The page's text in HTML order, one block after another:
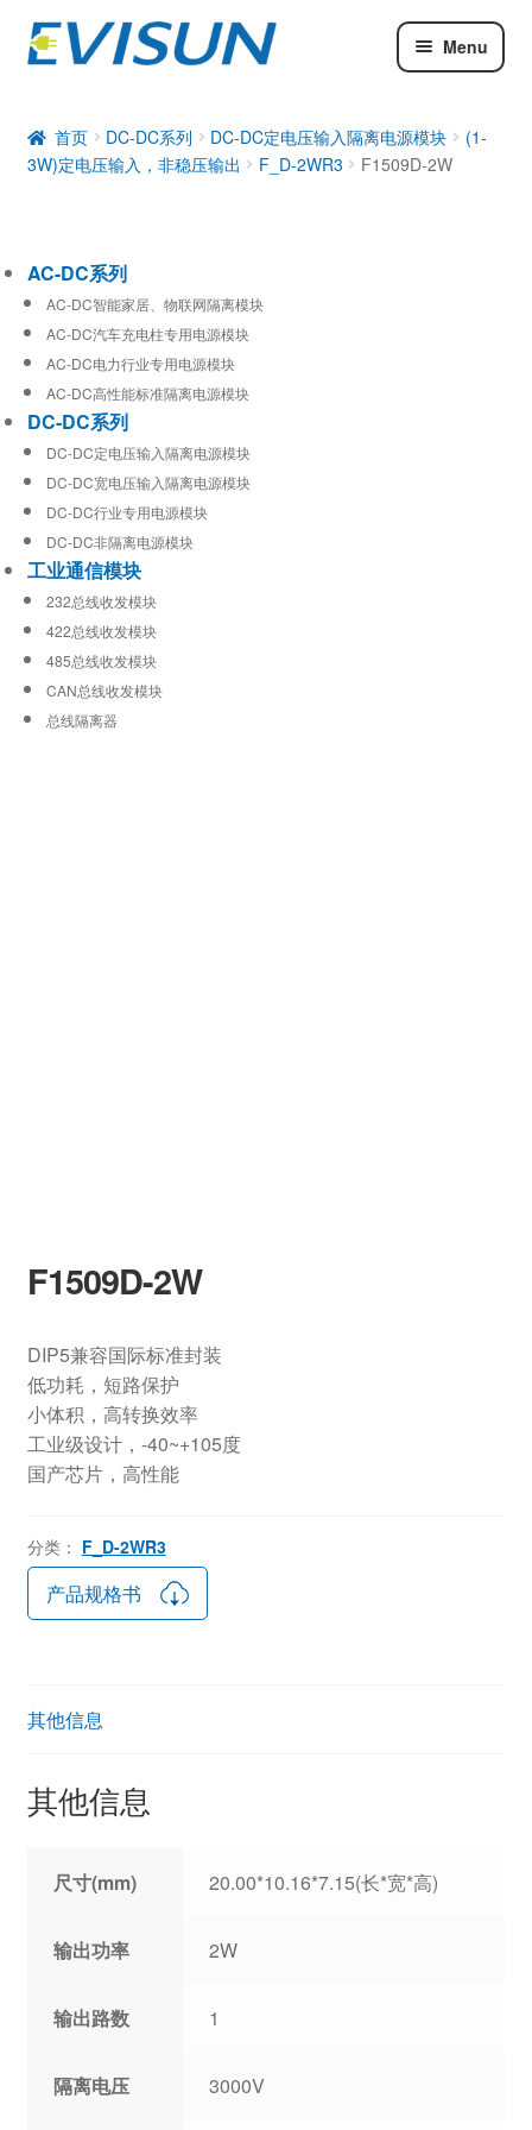
Menu
DC-DC系列
工业通信模块
首页 DC-DC系列 DC-DC定电压输入隔离电源模块
(1-
3W)定电压输入，非稳压输出
F_D-2WR3 F1509D-2W
F1509D-2W
DIP5兼容国际标准封装
低功耗，短路保护
小体积，高转换效率
工业级设计，-40~+105度
国产芯片，高性能
分类： F_D-2WR3
产品规格书
其他信息
其他信息
尺寸(mm) 20.00*10.16*7.15(长*宽*高)
输出功率 2W
输出路数 1
隔离电压 3000V
AC-DC系列
AC-DC智能家居、物联网隔离模块
AC-DC汽车充电柱专用电源模块
AC-DC电力行业专用电源模块
AC-DC高性能标准隔离电源模块
DC-DC系列
DC-DC定电压输入隔离电源模块
DC-DC宽电压输入隔离电源模块
DC-DC行业专用电源模块
DC-DC非隔离电源模块
工业通信模块
232总线收发模块
422总线收发模块
485总线收发模块
CAN总线收发模块
总线隔离器